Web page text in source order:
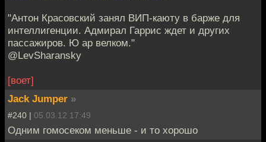
"Антон Красовский занял ВИП-каюту в барже для
интеллигенции. Адмирал Гаррис ждет и других
пассажиров. Ю ар велком."
@LevSharansky
[воет]
Jack Jumper »
#240 | 05.03.12 17:49
Одним гомосеком меньше - и то хорошо